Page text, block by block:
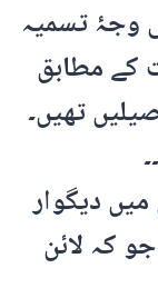
وجۂ تسمیہ
کے مطابق
تھیں۔
دیگوار
کہ لائن